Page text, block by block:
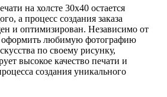
на холсте 30х40 остается
а процесс создания заказа
и оптимизирован. Независимо от
оформить любимую фотографию
по своему рисунку,
высокое качество печати и
создания уникального